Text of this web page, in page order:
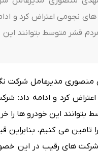
های نجومی اعتراض کرد و
قشر متوسط بتوانند
مدیرعامل شرکت
کرد و ادامه داد:
بتوانند این خودرو ها
تامین می کنیم،
های رقیب در این